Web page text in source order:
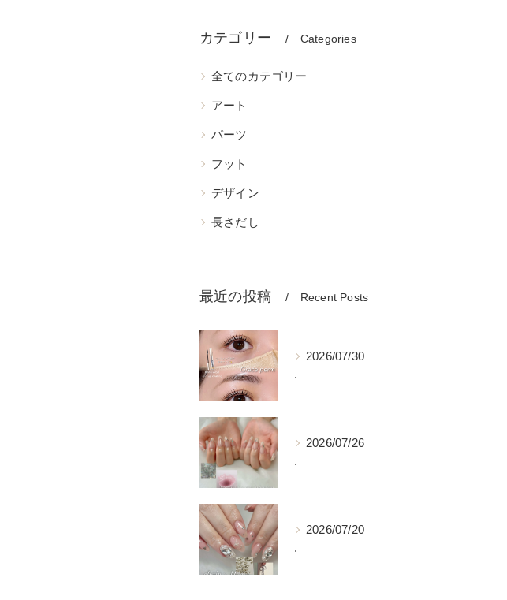
カテゴリー Categories
全てのカテゴリー
アート
パーツ
フット
デザイン
長さだし
最近の投稿 Recent Posts
2026/07/30
.
2026/07/26
.
2026/07/20
.